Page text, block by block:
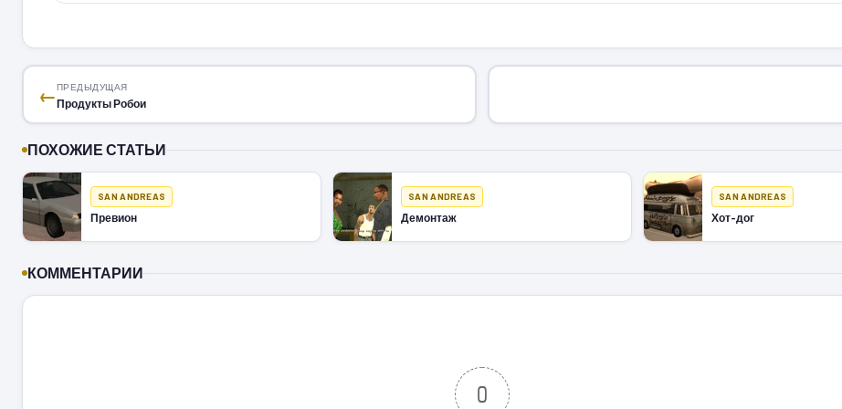
←ПРЕДЫДУЩАЯ
Продукты Робои
ПОХОЖИЕ СТАТЬИ
SAN ANDREAS
Превион
SAN ANDREAS
Демонтаж
SAN ANDREAS
Хот-дог
КОММЕНТАРИИ
0